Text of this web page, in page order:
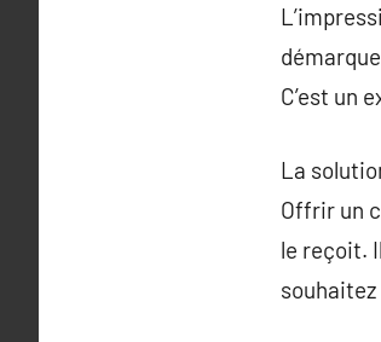
C’est un
La
Offrir un
le reçoit.